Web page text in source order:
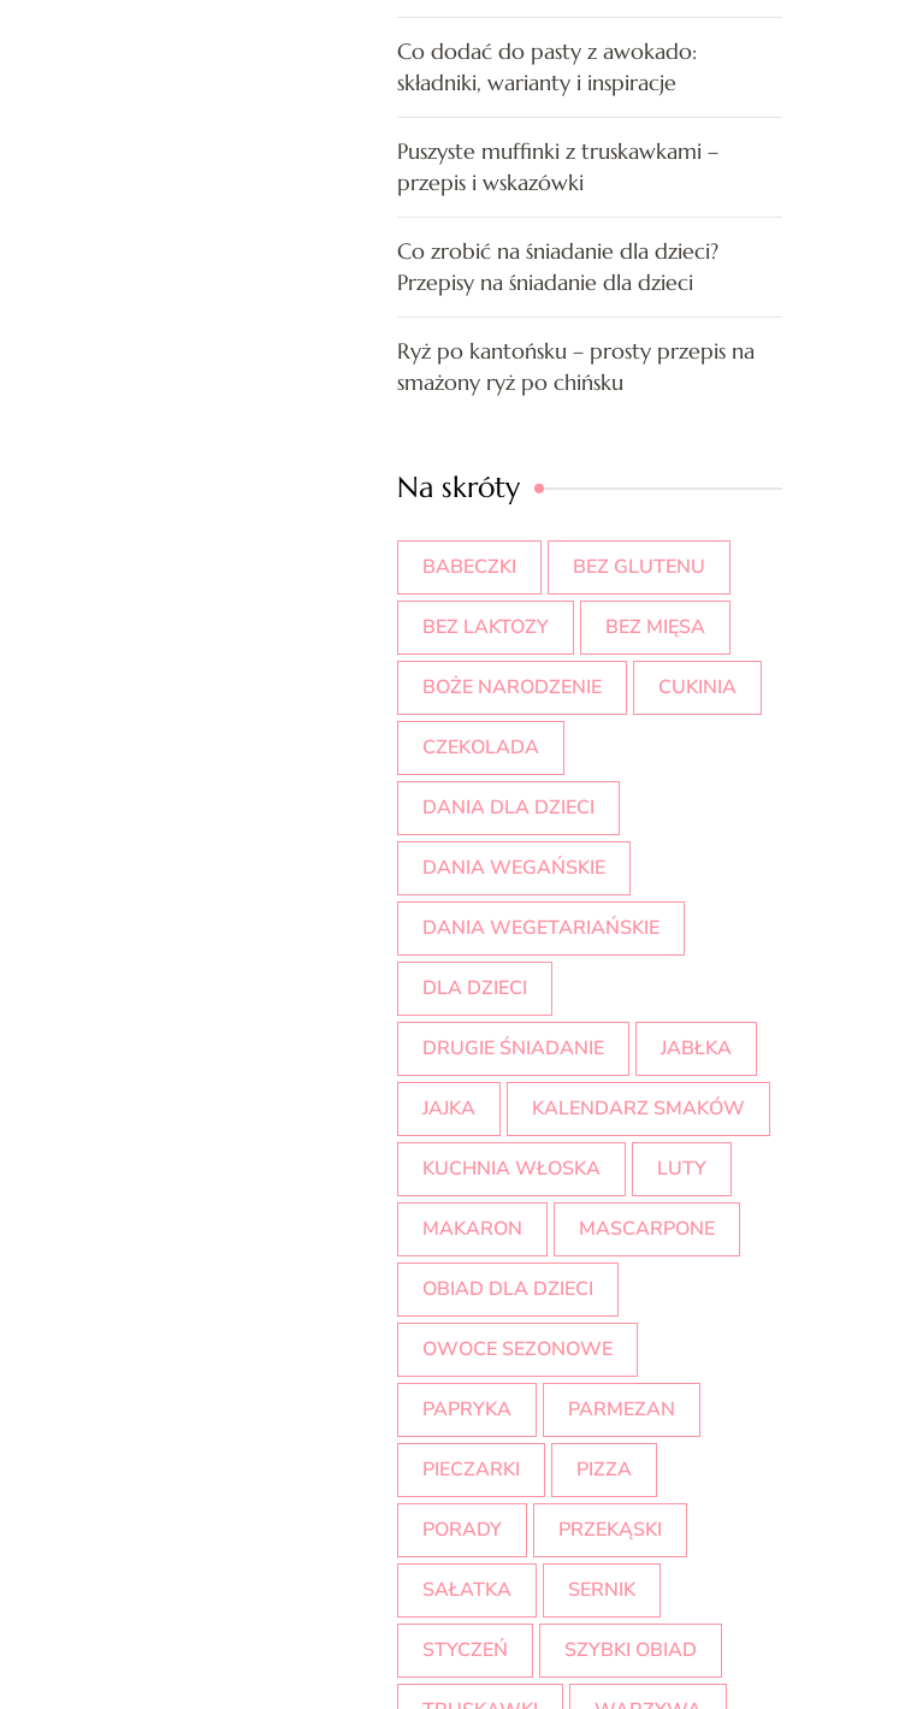
Co dodać do pasty z awokado:
składniki, warianty i inspiracje
Puszyste muffinki z truskawkami –
przepis i wskazówki
Co zrobić na śniadanie dla dzieci?
Przepisy na śniadanie dla dzieci
Ryż po kantońsku – prosty przepis na
smażony ryż po chińsku
Na skróty
BABECZKI BEZ GLUTENU
BEZ LAKTOZY BEZ MIĘSA
BOŻE NARODZENIE CUKINIA
CZEKOLADA
DANIA DLA DZIECI
DANIA WEGAŃSKIE
DANIA WEGETARIAŃSKIE
DLA DZIECI
DRUGIE ŚNIADANIE JABŁKA
JAJKA KALENDARZ SMAKÓW
KUCHNIA WŁOSKA LUTY
MAKARON MASCARPONE
OBIAD DLA DZIECI
OWOCE SEZONOWE
PAPRYKA PARMEZAN
PIECZARKI PIZZA
PORADY PRZEKĄSKI
SAŁATKA SERNIK
STYCZEŃ SZYBKI OBIAD